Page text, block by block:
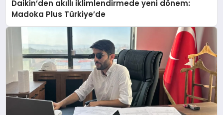
Daikin’den akıllı iklimlendirmede yeni dönem:
Madoka Plus Türkiye’de